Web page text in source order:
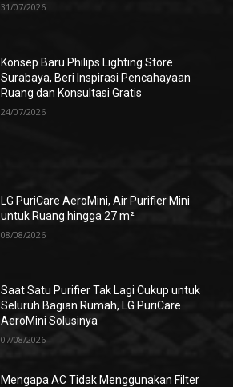
31/07/2026
Konsep Baru Philips Lighting Store
Surabaya, Beri Inspirasi Pencahayaan
Ruang dan Konsultasi Gratis
24/07/2026
LG PuriCare AeroMini, Air Purifier Mini
untuk Ruang hingga 27 m²
08/08/2026
Saat Satu Purifier Tak Lagi Cukup untuk
Seluruh Bagian Rumah, LG PuriCare
AeroMini Solusinya
07/08/2026
Mengapa AC Tidak Menggunakan Filter